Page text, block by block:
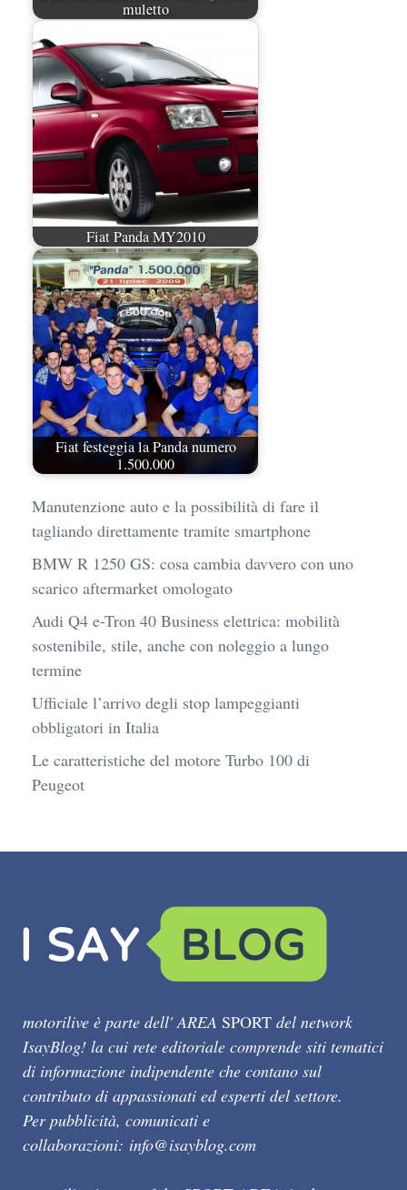
muletto
Fiat Panda MY2010
Fiat festeggia la Panda numero
1.500.000
Manutenzione auto e la possibilità di fare il
tagliando direttamente tramite smartphone
BMW R 1250 GS: cosa cambia davvero con uno
scarico aftermarket omologato
Audi Q4 e-Tron 40 Business elettrica: mobilità
sostenibile, stile, anche con noleggio a lungo
termine
Ufficiale l’arrivo degli stop lampeggianti
obbligatori in Italia
Le caratteristiche del motore Turbo 100 di
Peugeot
motorilive è parte dell' AREA SPORT del network
IsayBlog! la cui rete editoriale comprende siti tematici
di informazione indipendente che contano sul
contributo di appassionati ed esperti del settore.
Per pubblicità, comunicati e
collaborazioni: info@isayblog.com